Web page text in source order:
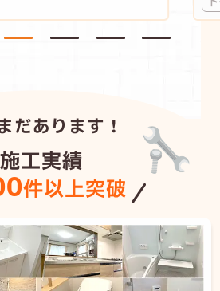
だあります！
施工実績
件以上突破